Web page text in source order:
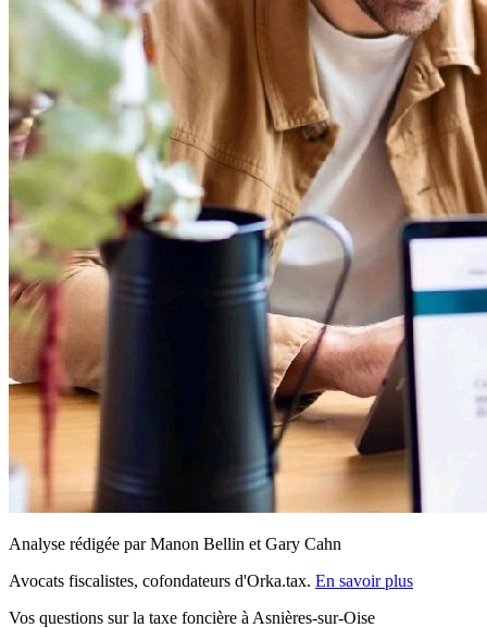
Analyse rédigée par Manon Bellin et Gary Cahn
Avocats fiscalistes, cofondateurs d'Orka.tax. En savoir plus
Vos questions sur la taxe foncière à Asnières-sur-Oise